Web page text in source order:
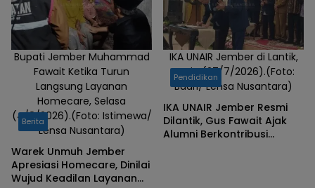
Bupati Jember Muhammad
Fawait Ketika Turun
Langsung Layanan
Homecare, Selasa
(4/8/2026).(Foto: Istimewa/
Lensa Nusantara)
Berita
Warek Unmuh Jember
Apresiasi Homecare, Dinilai
Wujud Keadilan Layanan
IKA UNAIR Jember di Lantik,
Senin (27/7/2026).(Foto:
Badri/ Lensa Nusantara)
Pendidikan
IKA UNAIR Jember Resmi
Dilantik, Gus Fawait Ajak
Alumni Berkontribusi